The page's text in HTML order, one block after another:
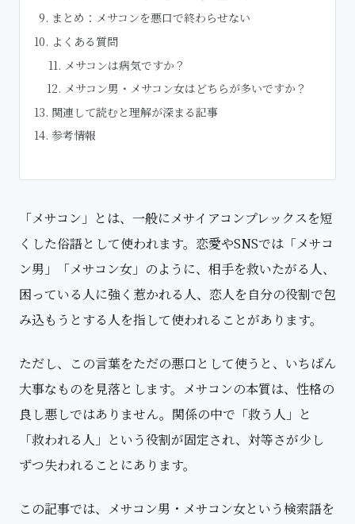
まとめ：メサコンを悪口で終わらせない
よくある質問
メサコンは病気ですか？
メサコン男・メサコン女はどちらが多いですか？
関連して読むと理解が深まる記事
参考情報
「メサコン」とは、一般にメサイアコンプレックスを短
くした俗語として使われます。恋愛やSNSでは「メサコ
ン男」「メサコン女」のように、相手を救いたがる人、
困っている人に強く惹かれる人、恋人を自分の役割で包
み込もうとする人を指して使われることがあります。
ただし、この言葉をただの悪口として使うと、いちばん
大事なものを見落とします。メサコンの本質は、性格の
良し悪しではありません。関係の中で「救う人」と
「救われる人」という役割が固定され、対等さが少し
ずつ失われることにあります。
この記事では、メサコン男・メサコン女という検索語を